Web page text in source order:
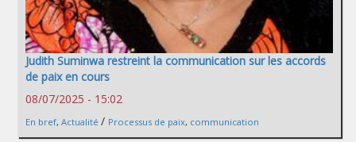
Judith Suminwa restreint la communication sur les accords
de paix en cours
08/07/2025 - 15:02
En bref, Actualité / Processus de paix, communication